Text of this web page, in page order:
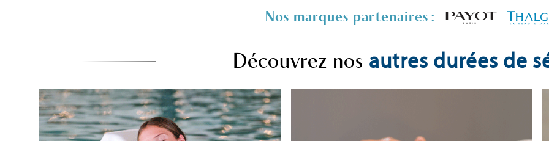
Nos marques partenaires :
Découvrez nos autres durées de